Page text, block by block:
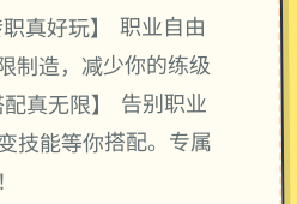
真好玩】 职业自由
制造，减少你的练级
真无限】 告别职业
技能等你搭配。专属